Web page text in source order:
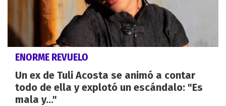
ENORME REVUELO
Un ex de Tuli Acosta se animó a contar
todo de ella y explotó un escándalo: "Es
mala y..."